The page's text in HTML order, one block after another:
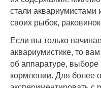
стали аквариумистами
своих рыбок,
Если вы только
аквариумистике, то
об аппаратуре,
кормлении. Для более